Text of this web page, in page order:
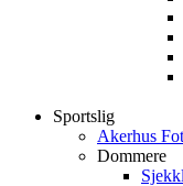
Sportslig
Akerhus
Dommere